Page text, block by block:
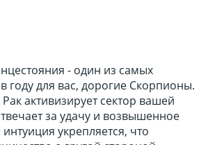
- один из самых
году для вас, дорогие Скорпионы.
активизирует сектор вашей
за удачу и возвышенное
укрепляется, что